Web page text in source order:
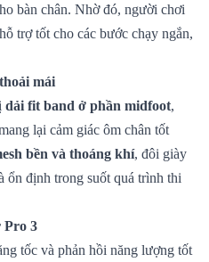
bàn chân. Nhờ đó, người chơi
trợ tốt cho các bước chạy ngắn,
mái
dải fit band ở phần midfoot,
lại cảm giác ôm chân tốt
bền và thoáng khí, đôi giày
ổn định trong suốt quá trình thi
Pro 3
tốc và phản hồi năng lượng tốt